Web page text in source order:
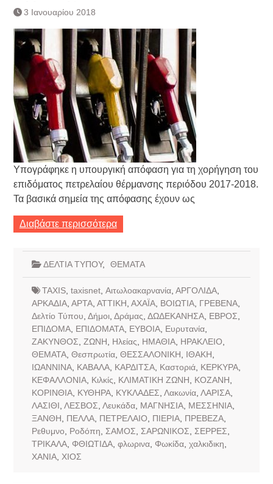
3 Ιανουαρίου 2018
Υπογράφηκε η υπουργική απόφαση για τη χορήγηση του
επιδόματος πετρελαίου θέρμανσης περιόδου 2017-2018.
Τα βασικά σημεία της απόφασης έχουν ως
Διαβάστε περισσότερα
ΔΕΛΤΙΑ ΤΥΠΟΥ, ΘΕΜΑΤΑ
TAXIS, taxisnet, Αιτωλοακαρνανία, ΑΡΓΟΛΙΔΑ,
ΑΡΚΑΔΙΑ, ΑΡΤΑ, ΑΤΤΙΚΗ ΑΧΑΪΑ, ΒΟΙΩΤΙΑ, ΓΡΕΒΕΝΑ,
Δελτίο Τύπου Δήμοι, Δράμας ΔΩΔΕΚΑΝΗΣΑ, ΕΒΡΟΣ
ΕΠΙΔΟΜΑ, ΕΠΙΔΟΜΑΤΑ, ΕΥΒΟΙΑ, Ευρυτανία,
ΖΑΚΥΝΘΟΣ ΖΩΝΗ Ηλείας ΗΜΑΘΙΑ, ΗΡΑΚΛΕΙΟ
ΘΕΜΑΤΑ, Θεσπρωτία, ΘΕΣΣΑΛΟΝΙΚΗ ΙΘΑΚΗ
ΙΩΑΝΝΙΝΑ, ΚΑΒΑΛΑ, ΚΑΡΔΙΤΣΑ, Καστοριά, ΚΕΡΚΥΡΑ,
ΚΕΦΑΛΛΟΝΙΑ, Κιλκίς ΚΛΙΜΑΤΙΚΗ ΖΩΝΗ ΚΟΖΑΝΗ
ΚΟΡΙΝΘΙΑ, ΚΥΘΗΡΑ, ΚΥΚΛΑΔΕΣ Λακωνία, ΛΑΡΙΣΑ,
ΛΑΣΙΘΙ ΛΕΣΒΟΣ Λευκάδα, ΜΑΓΝΗΣΙΑ, ΜΕΣΣΗΝΙΑ,
ΞΑΝΘΗ
ΠΕΛΛΑ, ΠΕΤΡΕΛΑΙΟ ΠΙΕΡΙΑ, ΠΡΕΒΕΖΑ,
Ρεθυμνο
Ροδόπη ΣΑΜΟΣ ΣΑΡΩΝΙΚΟΣ ΣΕΡΡΕΣ
ΤΡΙΚΑΛΑ, ΦΘΙΩΤΙΔΑ, φλωρινα, Φωκίδα, χαλκιδικη
ΧΑΝΙΑ, ΧΙΟΣ